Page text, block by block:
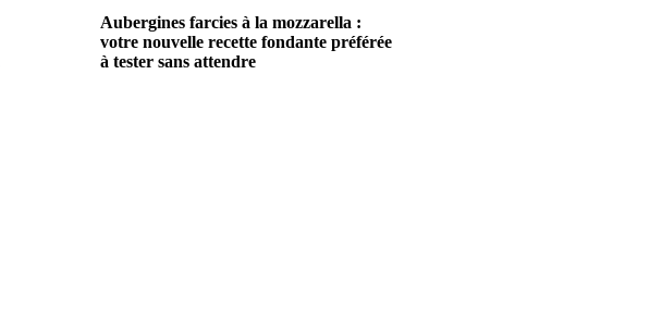
Aubergines farcies à la mozzarella :
votre nouvelle recette fondante préférée
à tester sans attendre